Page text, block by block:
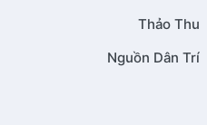
Thảo Thu
Nguồn Dân Trí